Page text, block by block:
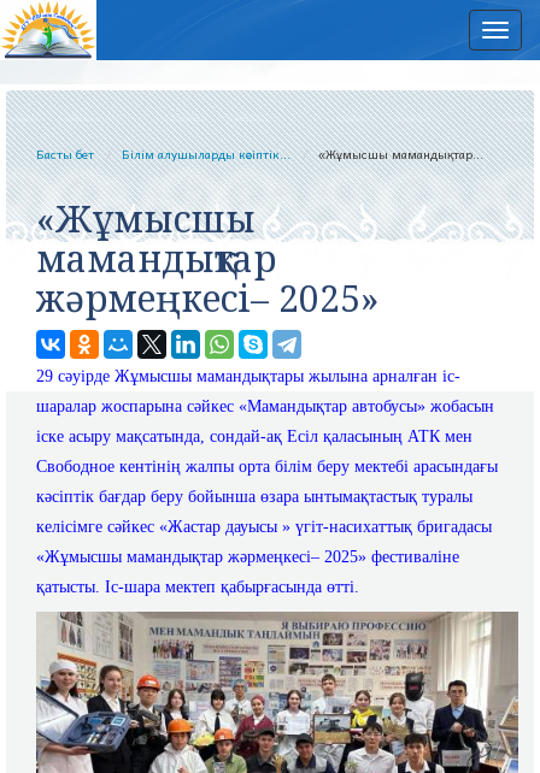
Басты бет Білім алушыларды кәсіптік... «Жұмысшы мамандықтар...
«Жұмысшы
мамандықтар
жәрмеңкесі– 2025»
29 сәуірде Жұмысшы мамандықтары жылына арналған іс-
шаралар жоспарына сәйкес «Мамандықтар автобусы» жобасын
іске асыру мақсатында, сондай-ақ Есіл қаласының АТК мен
Свободное кентінің жалпы орта білім беру мектебі арасындағы
кәсіптік бағдар беру бойынша өзара ынтымақтастық туралы
келісімге сәйкес «Жастар дауысы » үгіт-насихаттық бригадасы
«Жұмысшы мамандықтар жәрмеңкесі– 2025» фестиваліне
қатысты. Іс-шара мектеп қабырғасында өтті.